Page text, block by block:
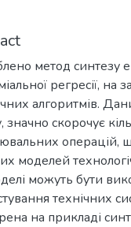
метод синтезу
регресії, на
алгоритмів.
значно скорочує
операцій,
моделей
можуть бути
технічних
на прикладі